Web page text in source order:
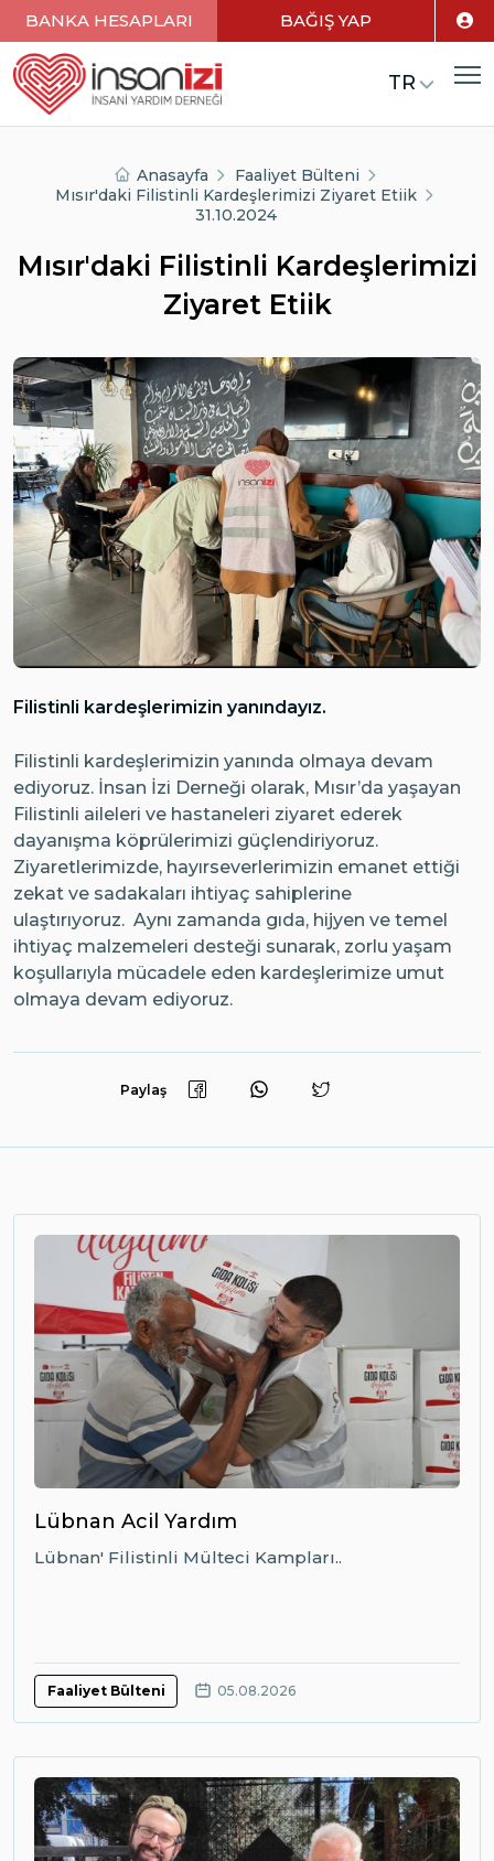
BANKA HESAPLARI BAĞIŞ YAP
TR
Anasayfa
Faaliyet Bülteni
Mısır'daki Filistinli Kardeşlerimizi Ziyaret Etiik
31.10.2024
Mısır'daki Filistinli Kardeşlerimizi
Ziyaret Etiik
Filistinli kardeşlerimizin yanındayız.
Filistinli kardeşlerimizin yanında olmaya devam
ediyoruz. İnsan İzi Derneği olarak, Mısır’da yaşayan
Filistinli aileleri ve hastaneleri ziyaret ederek
dayanışma köprülerimizi güçlendiriyoruz.
Ziyaretlerimizde, hayırseverlerimizin emanet ettiği
zekat ve sadakaları ihtiyaç sahiplerine
ulaştırıyoruz. Aynı zamanda gıda, hijyen ve temel
ihtiyaç malzemeleri desteği sunarak, zorlu yaşam
koşullarıyla mücadele eden kardeşlerimize umut
olmaya devam ediyoruz.
Paylaş
Lübnan Acil Yardım
Lübnan' Filistinli Mülteci Kampları..
Faaliyet Bülteni 05.08.2026